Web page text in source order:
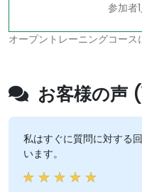
参加者
オープントレーニングコース
お客様の声
私はすぐに質問に対する
います。